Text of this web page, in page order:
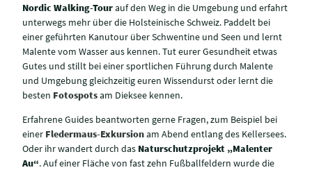
Nordic Walking-Tourauf den Weg in die Umgebung und erfahrt
unterwegs mehr über die Holsteinische Schweiz. Paddelt bei
einer geführten Kanutour über Schwentine und Seen und lernt
Malente vom Wasser aus kennen. Tut eurer Gesundheit etwas
Gutes und stillt bei einer sportlichen Führung durch Malente
und Umgebung gleichzeitig euren Wissendurst oder lernt die
besten Fotospotsam Dieksee kennen.
Erfahrene Guides beantworten gerne Fragen, zum Beispiel bei
einer Fledermaus-Exkursionam Abend entlang des Kellersees.
Oder ihr wandert durch das Naturschutzprojekt „Malenter
Au“. Auf einer Fläche von fast zehn Fußballfeldern wurde die